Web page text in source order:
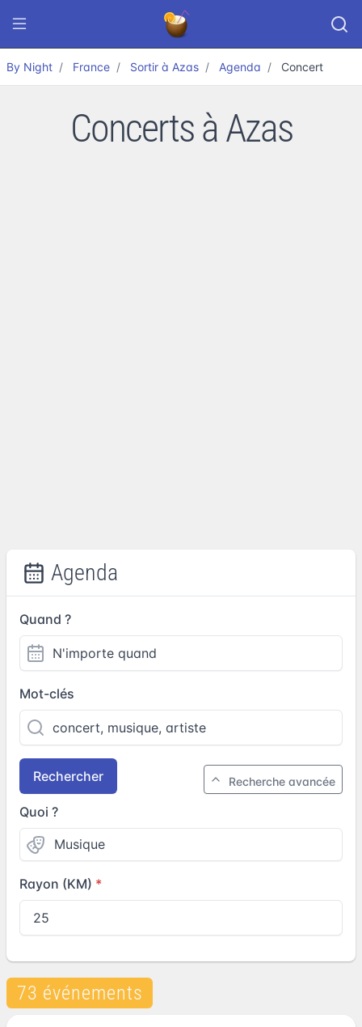
By Night France Sortir à Azas Agenda Concert
Concerts à Azas
Agenda
Quand ?
Mot-clés
Rechercher Recherche avancée
Quoi ?
Rayon (KM)
73 événements